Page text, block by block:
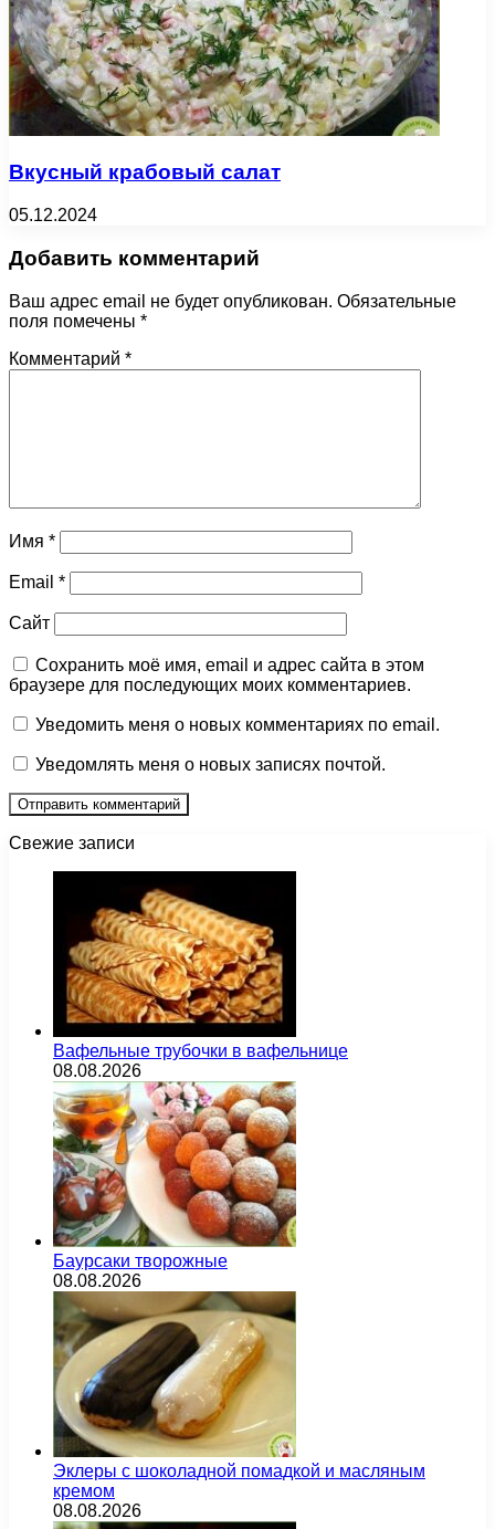
Вкусный крабовый салат
05.12.2024
Добавить комментарий
Ваш адрес email не будет опубликован. Обязательные
поля помечены *
Комментарий *
Имя *
Email *
Сайт
Сохранить моё имя, email и адрес сайта в этом
браузере для последующих моих комментариев.
Уведомить меня о новых комментариях по email.
Уведомлять меня о новых записях почтой.
Свежие записи
Вафельные трубочки в вафельнице
08.08.2026
Баурсаки творожные
08.08.2026
Эклеры с шоколадной помадкой и масляным
кремом
08.08.2026